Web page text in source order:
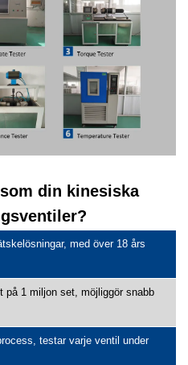
din kinesiska
med över 18 års
på 1 miljon set, möjliggör snabb
testar varje ventil under